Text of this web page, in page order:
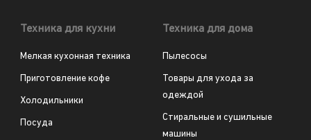
Техника для кухни
Мелкая кухонная техника
Приготовление кофе
Холодильники
Посуда
Техника для дома
Пылесосы
Товары для ухода за
одеждой
Стиральные и сушильные
машины